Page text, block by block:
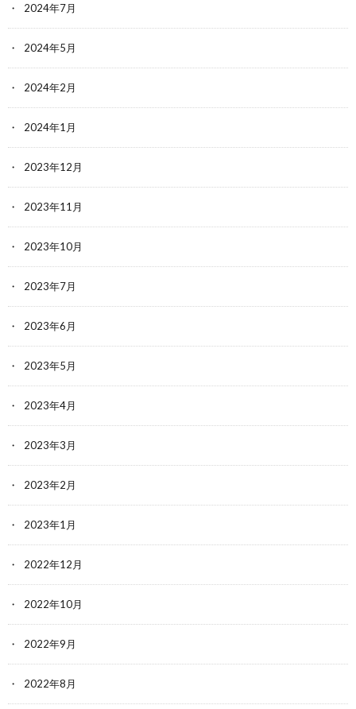
2024年7月
2024年5月
2024年2月
2024年1月
2023年12月
2023年11月
2023年10月
2023年7月
2023年6月
2023年5月
2023年4月
2023年3月
2023年2月
2023年1月
2022年12月
2022年10月
2022年9月
2022年8月